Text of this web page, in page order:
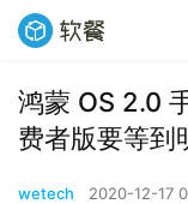
鸿蒙 OS 2.0
费者版要等到
wetech 2020-12-17